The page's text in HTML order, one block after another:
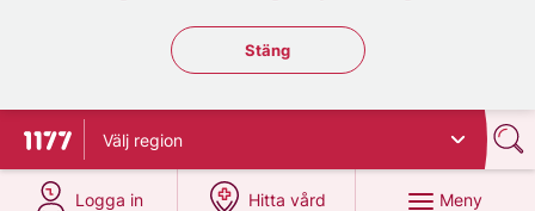
Stäng regionsväljaren
Stäng
Till startsidan för 1177
Välj region
Logga in
på 1177.se
Hitta vård
på 1177.se
Meny